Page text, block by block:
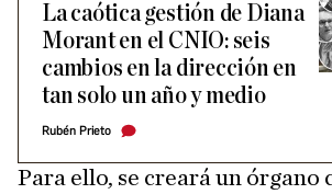
La caótica gestión de Diana
Morant en el CNIO: seis
cambios en la dirección en
tan solo un año y medio
Rubén Prieto
Para ello, se creará un órgano